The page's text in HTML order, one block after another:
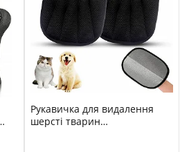
Рукавичка для видалення
шерсті тварин